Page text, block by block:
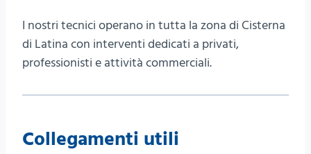
I nostri tecnici operano in tutta la zona di Cisterna
di Latina con interventi dedicati a privati,
professionisti e attività commerciali.
Collegamenti utili